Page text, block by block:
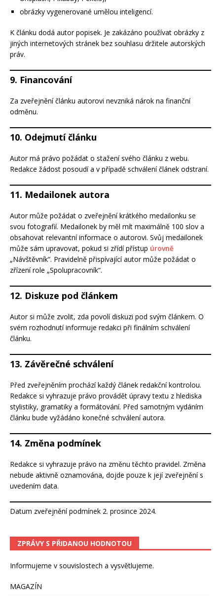
obrázky vygenerované umělou inteligencí.
K článku dodá autor popisek. Je zakázáno používat obrázky z
jiných internetových stránek bez souhlasu držitele autorských
práv.
9. Financování
Za zveřejnění článku autorovi nevzniká nárok na finanční
odměnu.
10. Odejmutí článku
Autor má právo požádat o stažení svého článku z webu.
Redakce žádost posoudí a v případě schválení článek odstraní.
11. Medailonek autora
Autor může požádat o zveřejnění krátkého medailonku se
svou fotografií. Medailonek by měl mít maximálně 100 slov a
obsahovat relevantní informace o autorovi. Svůj medailonek
může sám upravovat, pokud si zřídí přístup úrovně
„Návštěvník“. Pravidelně přispívající autor může požádat o
zřízení role „Spolupracovník“.
12. Diskuze pod článkem
Autor si může zvolit, zda povolí diskuzi pod svým článkem. O
svém rozhodnutí informuje redakci při finálním schválení
článku.
13. Závěrečné schválení
Před zveřejněním prochází každý článek redakční kontrolou.
Redakce si vyhrazuje právo provádět úpravy textu z hlediska
stylistiky, gramatiky a formátování. Před samotným vydáním
článku bude vyžádáno konečné schválení autora.
14. Změna podmínek
Redakce si vyhrazuje právo na změnu těchto pravidel. Změna
nebude aktivně oznamována, dojde pouze k její zveřejnění s
uvedením data.
Datum zveřejnění podmínek 2. prosince 2024.
ZPRÁVY S PŘIDANOU HODNOTOU
Informujeme v souvislostech a vysvětlujeme.
MAGAZÍN